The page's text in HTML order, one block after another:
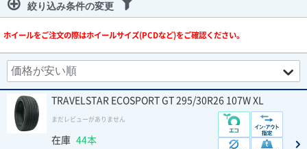
絞り込み条件の変更
ホイールをご注文の際はホイールサイズ(PCDなど)をご確認ください。
TRAVELSTAR ECOSPORT GT 295/30R26 107W XL
まだレビューがありません
在庫 44本